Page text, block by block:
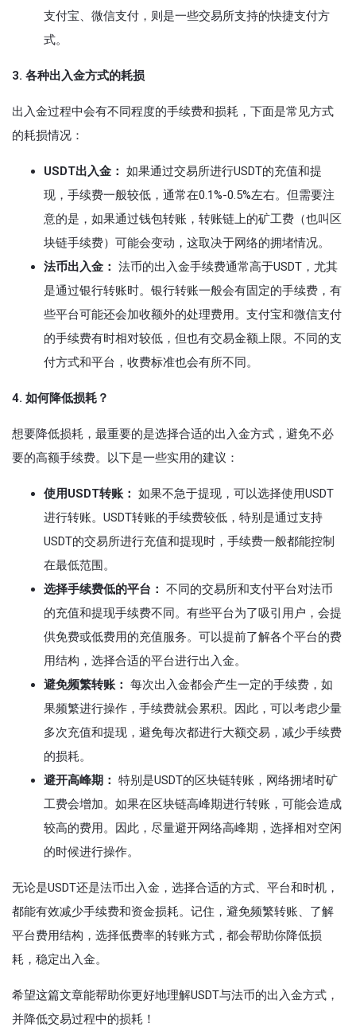
支付宝、微信支付，则是一些交易所支持的快捷支付方
式。
3. 各种出入金方式的耗损
出入金过程中会有不同程度的手续费和损耗，下面是常见方式
的耗损情况：
USDT出入金： 如果通过交易所进行USDT的充值和提
现，手续费一般较低，通常在0.1%-0.5%左右。但需要注
意的是，如果通过钱包转账，转账链上的矿工费（也叫区
块链手续费）可能会变动，这取决于网络的拥堵情况。
法币出入金： 法币的出入金手续费通常高于USDT，尤其
是通过银行转账时。银行转账一般会有固定的手续费，有
些平台可能还会加收额外的处理费用。支付宝和微信支付
的手续费有时相对较低，但也有交易金额上限。不同的支
付方式和平台，收费标准也会有所不同。
4. 如何降低损耗？
想要降低损耗，最重要的是选择合适的出入金方式，避免不必
要的高额手续费。以下是一些实用的建议：
使用USDT转账： 如果不急于提现，可以选择使用USDT
进行转账。USDT转账的手续费较低，特别是通过支持
USDT的交易所进行充值和提现时，手续费一般都能控制
在最低范围。
选择手续费低的平台： 不同的交易所和支付平台对法币
的充值和提现手续费不同。有些平台为了吸引用户，会提
供免费或低费用的充值服务。可以提前了解各个平台的费
用结构，选择合适的平台进行出入金。
避免频繁转账： 每次出入金都会产生一定的手续费，如
果频繁进行操作，手续费就会累积。因此，可以考虑少量
多次充值和提现，避免每次都进行大额交易，减少手续费
的损耗。
避开高峰期： 特别是USDT的区块链转账，网络拥堵时矿
工费会增加。如果在区块链高峰期进行转账，可能会造成
较高的费用。因此，尽量避开网络高峰期，选择相对空闲
的时候进行操作。
无论是USDT还是法币出入金，选择合适的方式、平台和时机，
都能有效减少手续费和资金损耗。记住，避免频繁转账、了解
平台费用结构，选择低费率的转账方式，都会帮助你降低损
耗，稳定出入金。
希望这篇文章能帮助你更好地理解USDT与法币的出入金方式，
并降低交易过程中的损耗！